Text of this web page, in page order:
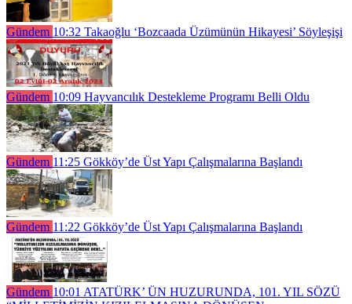
Gündem 10:32 Takaoğlu ‘Bozcaada Üzümünün Hikayesi’ Söyleşişi
Gündem 10:09 Hayvancılık Destekleme Programı Belli Oldu
Gündem 11:25 Gökköy’de Üst Yapı Çalışmalarına Başlandı
Gündem 11:22 Gökköy’de Üst Yapı Çalışmalarına Başlandı
Gündem 10:01 ATATÜRK’ ÜN HUZURUNDA, 101. YIL SÖZÜ